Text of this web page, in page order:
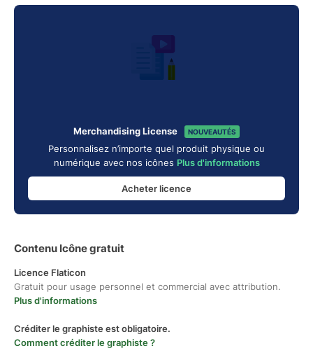
Merchandising License NOUVEAUTÉS
Personnalisez n’importe quel produit physique ou
numérique avec nos icônes Plus d'informations
Acheter licence
Contenu Icône gratuit
Licence Flaticon
Gratuit pour usage personnel et commercial avec attribution.
Plus d'informations
Créditer le graphiste est obligatoire.
Comment créditer le graphiste ?